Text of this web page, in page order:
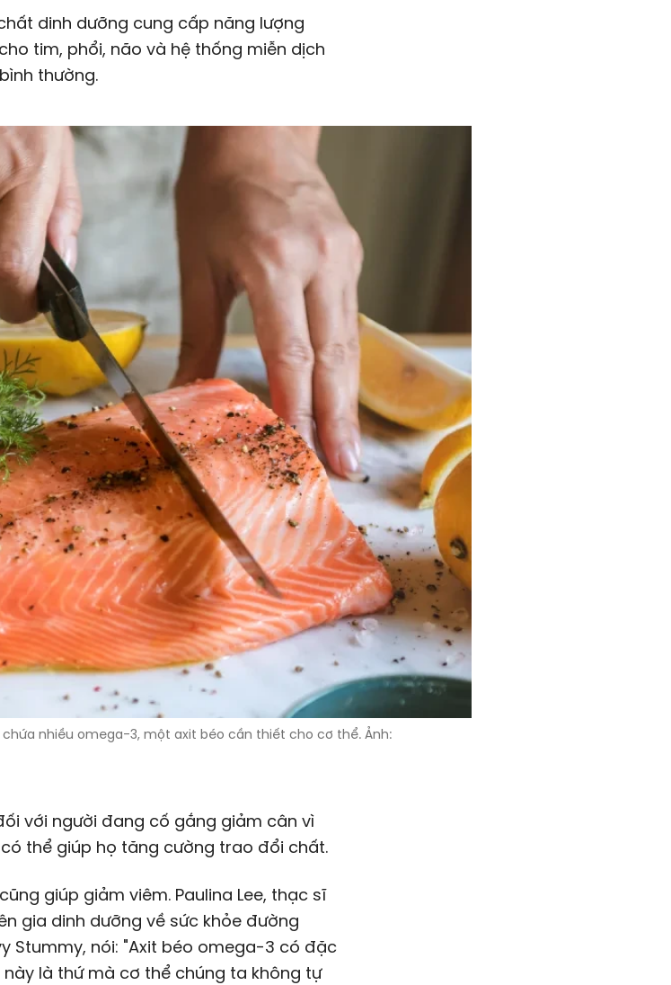
dinh dưỡng cung cấp năng lượng
tim, phổi, não và hệ thống miễn dịch
thường.
nhiều omega-3, một axit béo cần thiết cho cơ thể. Ảnh:
với người đang cố gắng giảm cân vì
thể giúp họ tăng cường trao đổi chất.
giúp giảm viêm. Paulina Lee, thạc sĩ
gia dinh dưỡng về sức khỏe đường
Stummy, nói: "Axit béo omega-3 có đặc
là thứ mà cơ thể chúng ta không tự